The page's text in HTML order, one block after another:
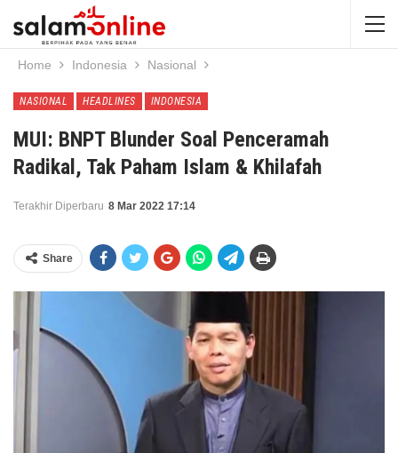
Home Indonesia Nasional
NASIONAL HEADLINES INDONESIA
MUI: BNPT Blunder Soal Penceramah
Radikal, Tak Paham Islam & Khilafah
Terakhir Diperbaru 8 Mar 2022 17:14
Share